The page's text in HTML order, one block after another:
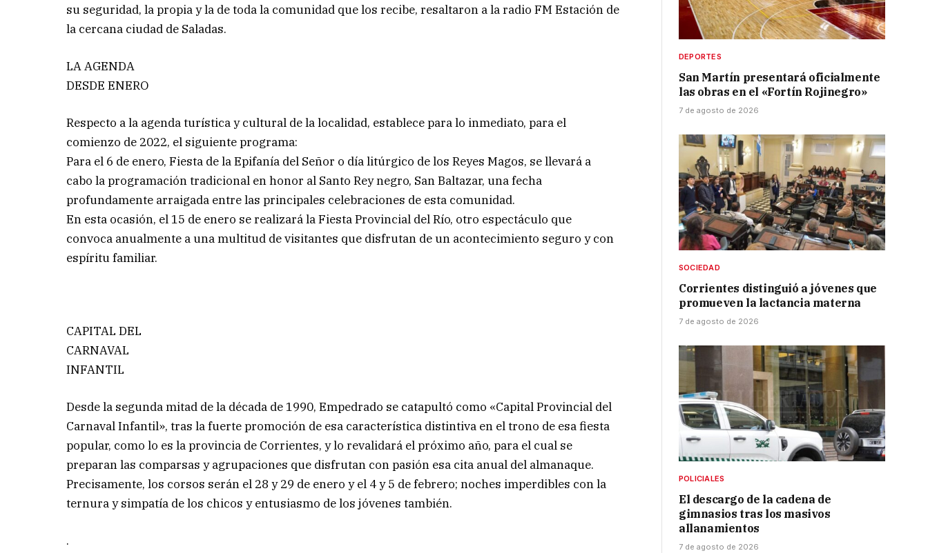
su seguridad, la propia y la de toda la comunidad que los recibe, resaltaron a la radio FM Estación de
la cercana ciudad de Saladas.
LA AGENDA
DESDE ENERO
Respecto a la agenda turística y cultural de la localidad, establece para lo inmediato, para el
comienzo de 2022, el siguiente programa:
Para el 6 de enero, Fiesta de la Epifanía del Señor o día litúrgico de los Reyes Magos, se llevará a
cabo la programación tradicional en honor al Santo Rey negro, San Baltazar, una fecha
profundamente arraigada entre las principales celebraciones de esta comunidad.
En esta ocasión, el 15 de enero se realizará la Fiesta Provincial del Río, otro espectáculo que
convoca anualmente a una multitud de visitantes que disfrutan de un acontecimiento seguro y con
espíritu familiar.
CAPITAL DEL
CARNAVAL
INFANTIL
Desde la segunda mitad de la década de 1990, Empedrado se catapultó como «Capital Provincial del
Carnaval Infantil», tras la fuerte promoción de esa característica distintiva en el trono de esa fiesta
popular, como lo es la provincia de Corrientes, y lo revalidará el próximo año, para el cual se
preparan las comparsas y agrupaciones que disfrutan con pasión esa cita anual del almanaque.
Precisamente, los corsos serán el 28 y 29 de enero y el 4 y 5 de febrero; noches imperdibles con la
ternura y simpatía de los chicos y entusiasmo de los jóvenes también.
.
DEPORTES
San Martín presentará oficialmente
las obras en el «Fortín Rojinegro»
7 de agosto de 2026
SOCIEDAD
Corrientes distinguió a jóvenes que
promueven la lactancia materna
7 de agosto de 2026
POLICIALES
El descargo de la cadena de
gimnasios tras los masivos
allanamientos
7 de agosto de 2026